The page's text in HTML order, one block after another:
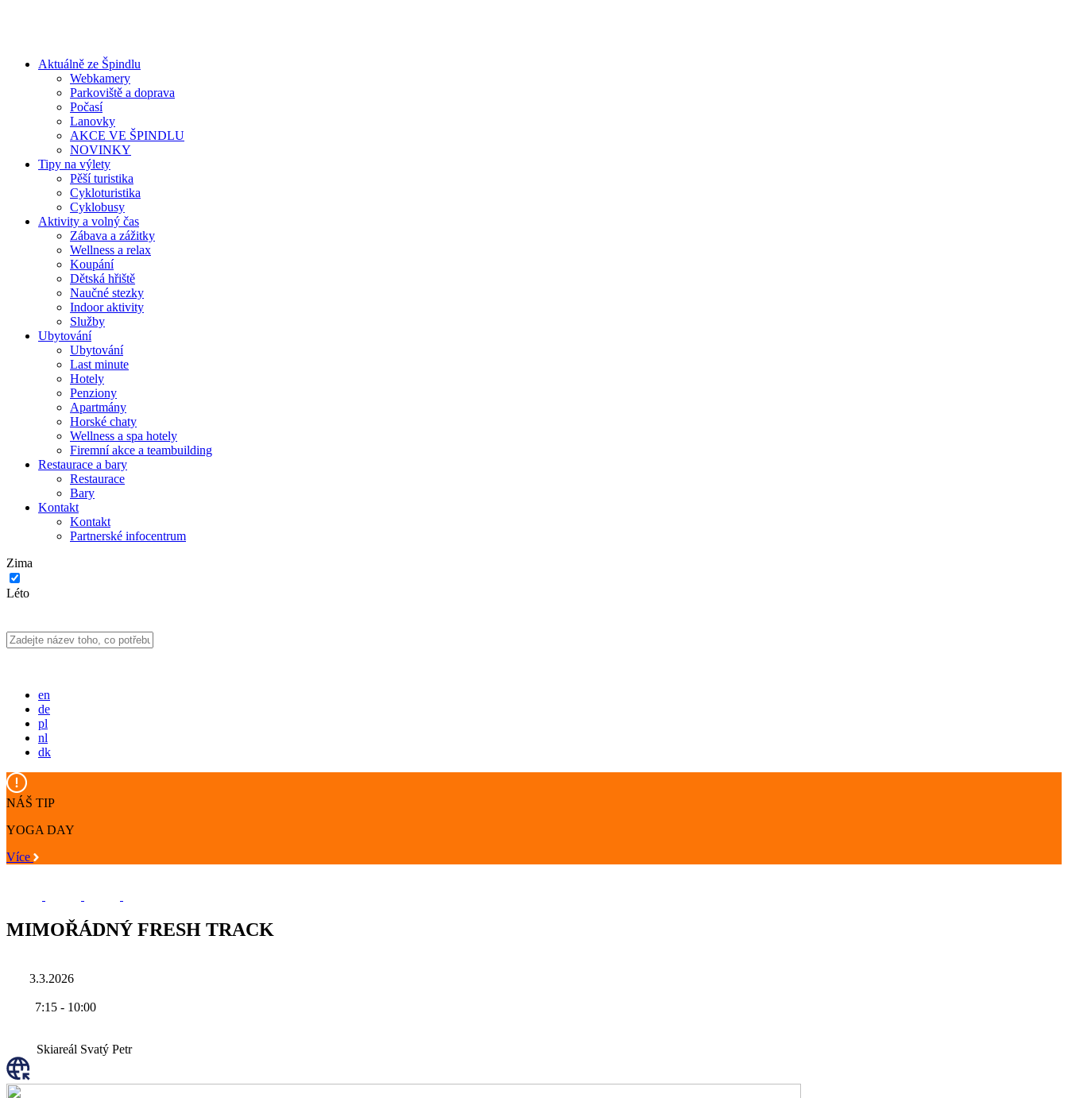
Aktuálně ze Špindlu
Webkamery
Parkoviště a doprava
Počasí
Lanovky
AKCE VE ŠPINDLU
NOVINKY
Tipy na výlety
Pěší turistika
Cykloturistika
Cyklobusy
Aktivity a volný čas
Zábava a zážitky
Wellness a relax
Koupání
Dětská hřiště
Naučné stezky
Indoor aktivity
Služby
Ubytování
Ubytování
Last minute
Hotely
Penziony
Apartmány
Horské chaty
Wellness a spa hotely
Firemní akce a teambuilding
Restaurace a bary
Restaurace
Bary
Kontakt
Kontakt
Partnerské infocentrum
Zima
Léto
en
de
pl
nl
dk
NÁŠ TIP
YOGA DAY
Více
MIMOŘÁDNÝ FRESH TRACK
3.3.2026
7:15 - 10:00
Skiareál Svatý Petr